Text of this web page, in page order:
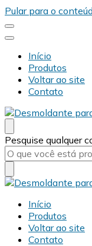
Pular para o
Início
Produtos
Voltar ao site
Contato
Desmold
Blog Desmold
Procurando
algo?
Pesquise qualquer
Desmold
Blog Desmold
Início
Produtos
Voltar ao site
Contato